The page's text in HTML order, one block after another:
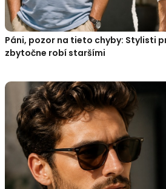
Páni, pozor na tieto chyby: Stylisti
zbytočne robí staršími